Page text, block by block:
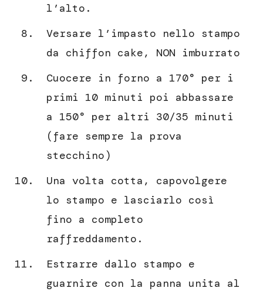
l’alto.
Versare l’impasto nello stampo
da chiffon cake, NON imburrato
Cuocere in forno a 170° per i
primi 10 minuti poi abbassare
a 150° per altri 30/35 minuti
(fare sempre la prova
stecchino)
Una volta cotta, capovolgere
lo stampo e lasciarlo così
fino a completo
raffreddamento.
Estrarre dallo stampo e
guarnire con la panna unita al